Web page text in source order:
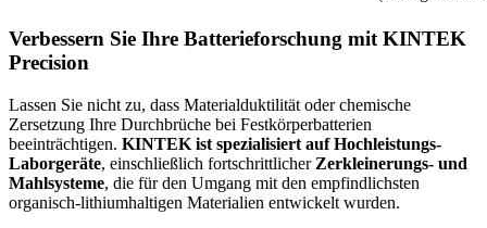
Verbessern Sie Ihre Batterieforschung mit KINTEK
Precision
Lassen Sie nicht zu, dass Materialduktilität oder chemische
Zersetzung Ihre Durchbrüche bei Festkörperbatterien
beeinträchtigen. KINTEK ist spezialisiert auf Hochleistungs-
Laborgeräte, einschließlich fortschrittlicher Zerkleinerungs- und
Mahlsysteme, die für den Umgang mit den empfindlichsten
organisch-lithiumhaltigen Materialien entwickelt wurden.